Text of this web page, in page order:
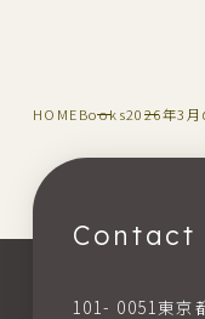
HOMEBooks2026年3月
Contact
101- 0051東京